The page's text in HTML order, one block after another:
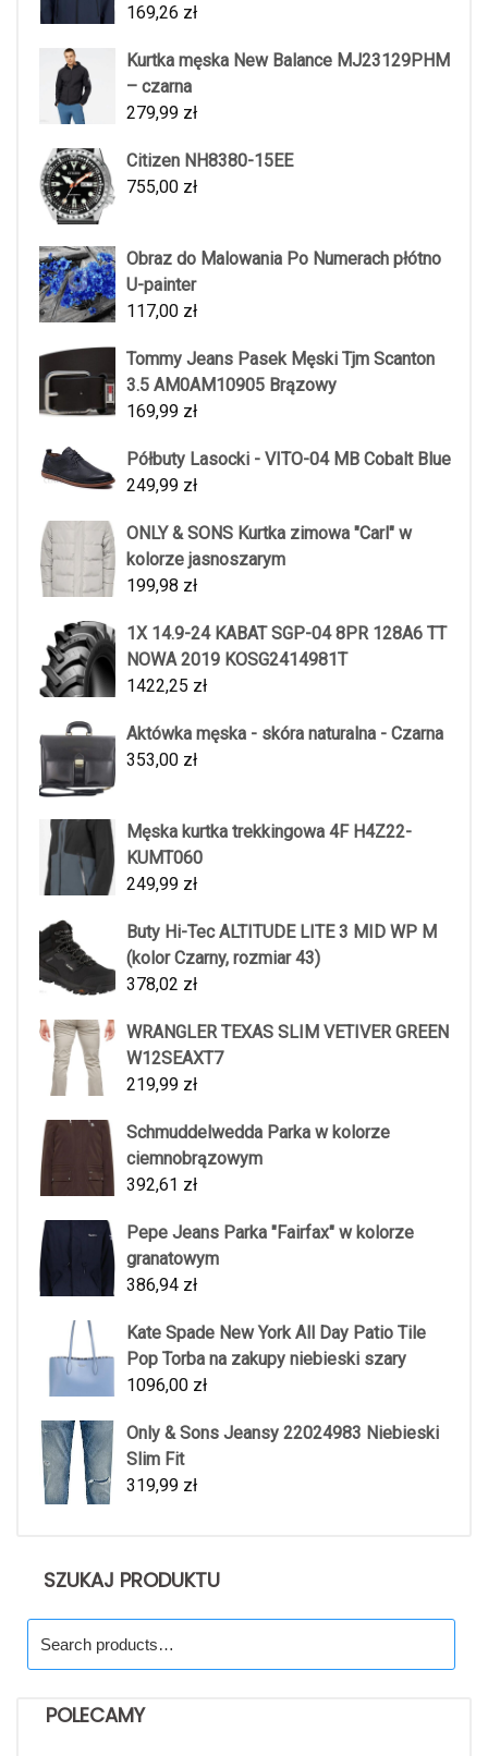
169,26 zł
Kurtka męska New Balance MJ23129PHM
– czarna
279,99 zł
Citizen NH8380-15EE
755,00 zł
Obraz do Malowania Po Numerach płótno
U-painter
117,00 zł
Tommy Jeans Pasek Męski Tjm Scanton
3.5 AM0AM10905 Brązowy
169,99 zł
Półbuty Lasocki - VITO-04 MB Cobalt Blue
249,99 zł
ONLY & SONS Kurtka zimowa "Carl" w
kolorze jasnoszarym
199,98 zł
1X 14.9-24 KABAT SGP-04 8PR 128A6 TT
NOWA 2019 KOSG2414981T
1422,25 zł
Aktówka męska - skóra naturalna - Czarna
353,00 zł
Męska kurtka trekkingowa 4F H4Z22-
KUMT060
249,99 zł
Buty Hi-Tec ALTITUDE LITE 3 MID WP M
(kolor Czarny, rozmiar 43)
378,02 zł
WRANGLER TEXAS SLIM VETIVER GREEN
W12SEAXT7
219,99 zł
Schmuddelwedda Parka w kolorze
ciemnobrązowym
392,61 zł
Pepe Jeans Parka "Fairfax" w kolorze
granatowym
386,94 zł
Kate Spade New York All Day Patio Tile
Pop Torba na zakupy niebieski szary
1096,00 zł
Only & Sons Jeansy 22024983 Niebieski
Slim Fit
319,99 zł
SZUKAJ PRODUKTU
for:
POLECAMY